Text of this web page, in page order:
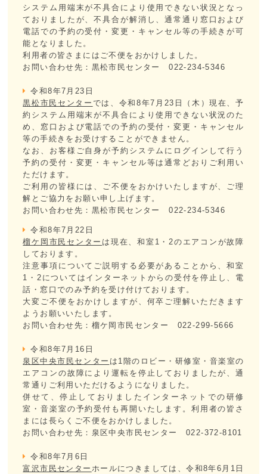
システム用端末が不具合により使用できない状況となっ
ておりましたが、不具合が解消し、通常通り窓口および
電話での予約の受付・変更・キャンセル等の手続きが可
能となりました。
利用者の皆さまにはご不便をおかけしました。
お問い合わせ先：黒松市民センター 022-234-5346
令和8年7月23日
黒松市民センター では、令和8年7月23日（木）現在、予
約システム用端末が不具合により使用できない状況のた
め、窓口および電話での予約の受付・変更・キャンセル
等の手続きをお受けすることができません。
なお、お客様ご自身が予約システムにログインして行う
予約の受付・変更・キャンセル等は通常どおりご利用い
ただけます。
ご利用の皆様には、ご不便をおかけいたしますが、ご理
解とご協力をお願い申し上げます。
お問い合わせ先：黒松市民センター 022-234-5346
令和8年7月22日
榴ケ岡市民センター は現在、和室1・2のエアコンが故障
しております。
注意事項についてご説明する必要があることから、和室
1・2についてはインターネットからの受付を停止し、電
話・窓口でのみ予約を受け付けております。
大変ご不便をおかけしますが、何卒ご理解いただきます
ようお願いいたします。
お問い合わせ先：榴ケ岡市民センター 022-299-5666
令和8年7月16日
泉区中央市民センター は1階のロビー・研修室・音楽室の
エアコンの故障により運転を停止しておりましたが、通
常通りご利用いただけるようになりました。
併せて、停止しておりましたインターネットでの研修
室・音楽室の予約受付も再開いたします。利用者の皆さ
まには長らくご不便をおかけしました。
お問い合わせ先：泉区中央市民センター 022-372-8101
令和8年7月6日
富沢市民センター ホールにつきましては、令和8年6月1日